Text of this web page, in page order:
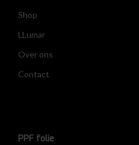
Shop
LLumar
Over ons
Contact
PPF folie